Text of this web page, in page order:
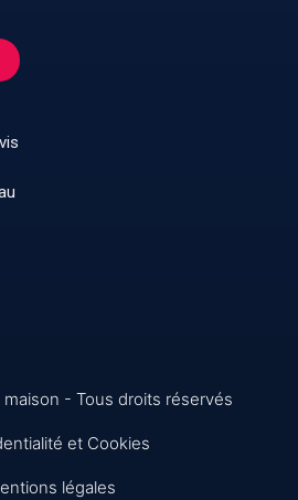
- Tous droits réservés
et Cookies
légales